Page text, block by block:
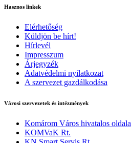
Hasznos linkek
Elérhetőség
Küldjön be hírt!
Hírlevél
Impresszum
Árjegyzék
Adatvédelmi nyilatkozat
A szervezet gazdálkodása
Városi szervezetek és intézmények
Komárom Város hivatalos oldala
KOMVaK Rt.